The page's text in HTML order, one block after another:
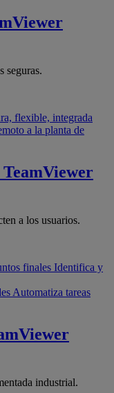
seguras.
flexible, integrada
a la planta de
TeamViewer
a los usuarios.
finales Identifica y
Automatiza tareas
industrial.